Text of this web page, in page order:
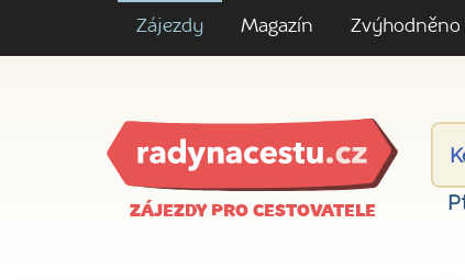
Zájezdy Magazín Zvýhodněno
ZÁJEZDY PRO CESTOVATELE